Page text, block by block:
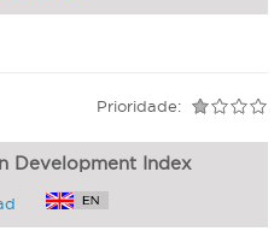
Prioridade:
Development Index